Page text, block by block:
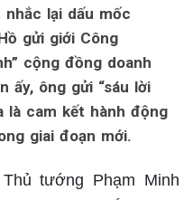
nhắc lại dấu mốc
gửi giới Công
cộng đồng doanh
ấy, ông gửi “sáu lời
là cam kết hành động
giai đoạn mới.
tướng Phạm Minh